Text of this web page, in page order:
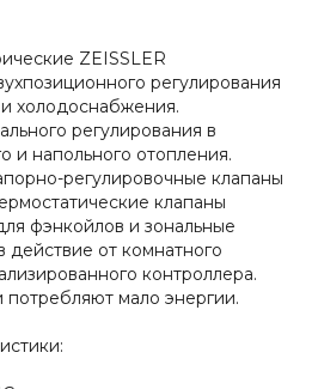
ZEISSLER
регулирования
холодоснабжения.
регулирования в
и напольного отопления.
регулировочные клапаны
клапаны
фэнкойлов и зональные
действие от комнатного
контроллера.
мало энергии.